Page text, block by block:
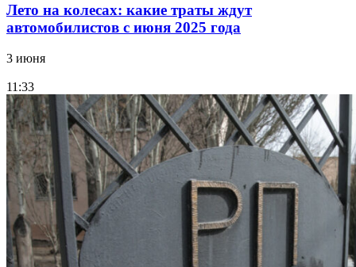
Лето на колесах: какие траты ждут
автомобилистов с июня 2025 года
3 июня
11:33